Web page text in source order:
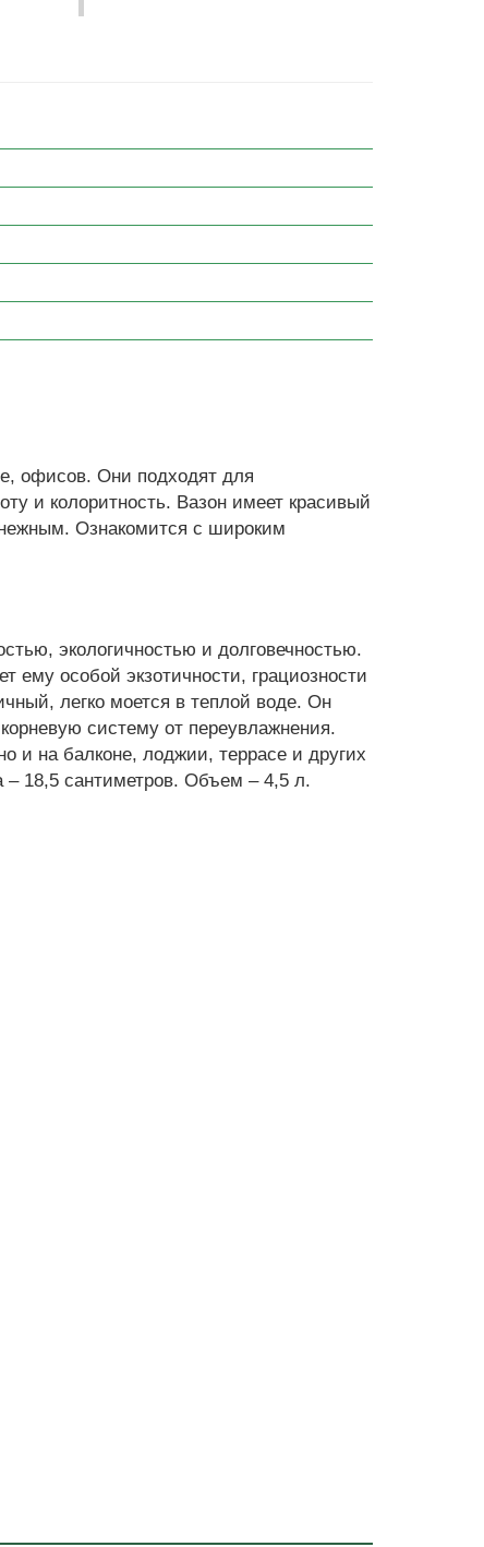
офисов. Они подходят для
и колоритность. Вазон имеет красивый
Ознакомится с широким
экологичностью и долговечностью.
особой экзотичности, грациозности
легко моется в теплой воде. Он
систему от переувлажнения.
и на балконе, лоджии, террасе и других
– 18,5 сантиметров. Объем – 4,5 л.